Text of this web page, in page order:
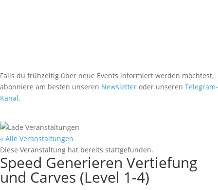
Falls du frühzeitig über neue Events informiert werden möchtest,
abonniere am besten unseren Newsletter oder unseren Telegram-
Kanal.
« Alle Veranstaltungen
Diese Veranstaltung hat bereits stattgefunden.
Speed Generieren Vertiefung
und Carves (Level 1-4)